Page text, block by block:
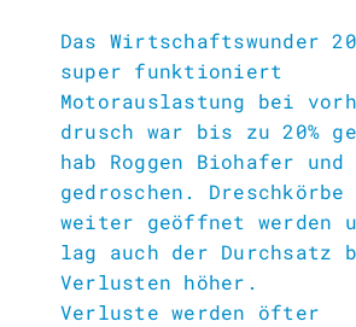
Das Wirtschaftswunder
super funktioniert
Motorauslastung bei
drusch war bis zu 20%
hab Roggen Biohafer und
gedroschen. Dreschkörbe
weiter geöffnet werden
lag auch der Durchsatz
Verlusten höher.
Verluste werden öfter